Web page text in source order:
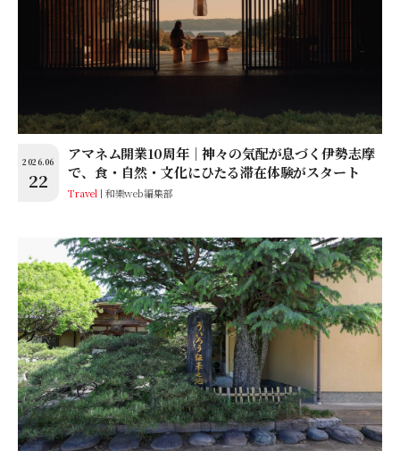
2026.06
22
アマネム開業10周年│神々の気配が息づく伊勢志摩
で、食・自然・文化にひたる滞在体験がスタート
Travel 和樂web編集部